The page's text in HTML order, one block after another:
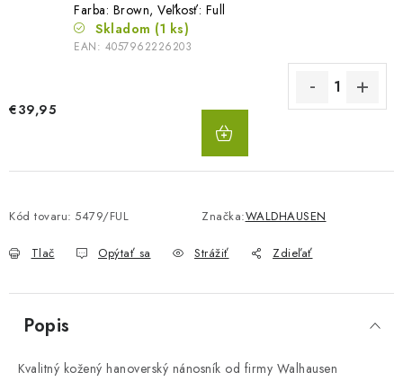
Farba: Brown, Veľkosť: Full
Skladom (1 ks)
EAN: 4057962226203
€39,95
Kód tovaru: 5479/FUL Značka:WALDHAUSEN
Tlač Opýtať sa Strážiť Zdieľať
Popis
Kvalitný kožený hanoverský nánosník od firmy Walhausen